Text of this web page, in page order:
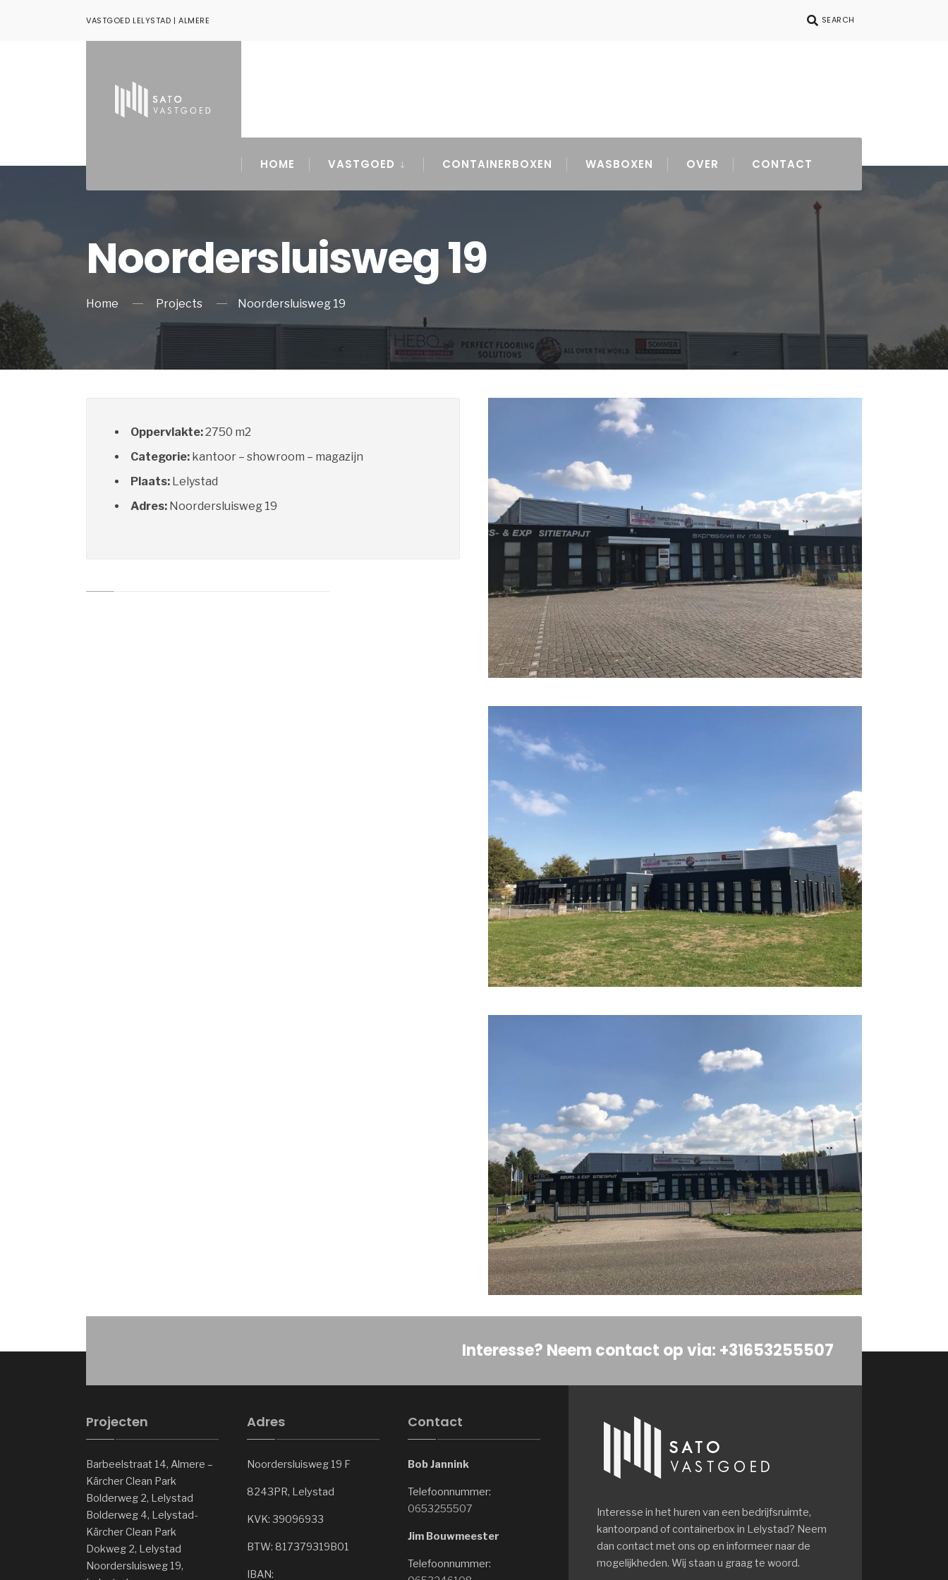
VASTGOED LELYSTAD | ALMERE SEARCH
HOME VASTGOED CONTAINERBOXEN WASBOXEN OVER CONTACT
Noordersluisweg 19
Home Projects Noordersluisweg 19
Oppervlakte:2750 m2
Categorie: kantoor – showroom – magazijn
Plaats: Lelystad
Adres: Noordersluisweg 19
Interesse? Neem contact op via: +31653255507
Projecten
Barbeelstraat 14, Almere –
Kärcher Clean Park
Bolderweg 2, Lelystad
Bolderweg 4, Lelystad-
Kärcher Clean Park
Dokweg 2, Lelystad
Noordersluisweg 19,
Adres
Noordersluisweg 19 F
8243PR, Lelystad
KVK: 39096933
BTW: 817379319B01
IBAN:
Contact
Bob Jannink
Telefoonnummer:
0653255507
Jim Bouwmeester
Telefoonnummer:
Interesse in het huren van een bedrijfsruimte,
kantoorpand of containerbox in Lelystad? Neem
dan contact met ons op en informeer naar de
mogelijkheden. Wij staan u graag te woord.